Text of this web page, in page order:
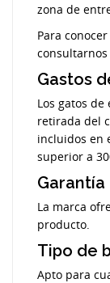
zona de
Para
Gastos
Los gatos
retirada del
incluidos en
superior a
Garantía
La marca
producto.
Tipo de
Apto para